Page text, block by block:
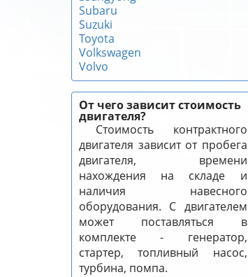
Subaru
Suzuki
Toyota
Volkswagen
Volvo
От чего зависит стоимость
двигателя?
Стоимость контрактного
двигателя зависит от пробега
двигателя, времени
нахождения на складе и
наличия навесного
оборудования. С двигателем
может поставляться в
комплекте - генератор,
стартер, топливный насос,
турбина, помпа.